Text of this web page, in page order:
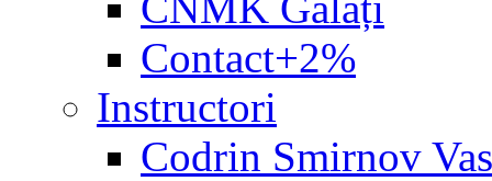
Contact+2%
Instructori
Codrin Smirnov